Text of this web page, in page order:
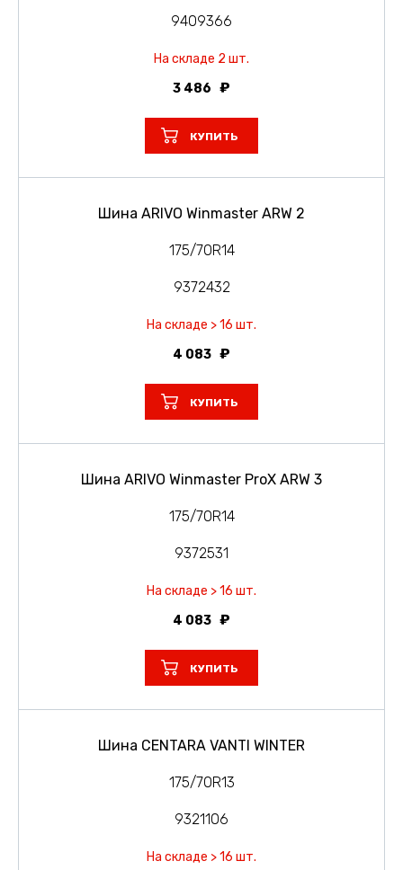
9409366
На складе 2 шт.
3 486
КУПИТЬ
Шина ARIVO Winmaster ARW 2
175/70R14
9372432
На складе > 16 шт.
4 083
КУПИТЬ
Шина ARIVO Winmaster ProX ARW 3
175/70R14
9372531
На складе > 16 шт.
4 083
КУПИТЬ
Шина CENTARA VANTI WINTER
175/70R13
9321106
На складе > 16 шт.